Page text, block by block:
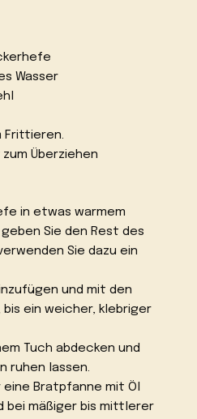
Wasser
Frittieren.
Überziehen
in etwas warmem
Sie den Rest des
Sie dazu ein
und mit den
bis ein weicher, klebriger
Tuch abdecken und
ruhen lassen.
eine Bratpfanne mit Öl
bei mäßiger bis mittlerer